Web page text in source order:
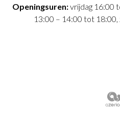
Openingsuren:vrijdag 16:00
13:00 – 14:00 tot